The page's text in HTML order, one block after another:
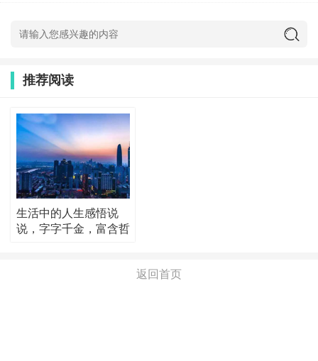
推荐阅读
生活中的人生感悟说
说，字字千金，富含哲
返回首页